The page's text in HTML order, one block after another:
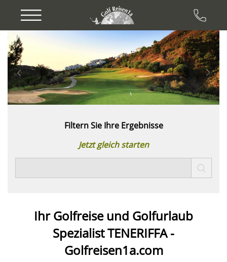
Previous Next
Filtern Sie Ihre Ergebnisse
Jetzt gleich starten
Ihr Golfreise und Golfurlaub
SpezialistTENERIFFA-
Golfreisen1a.com